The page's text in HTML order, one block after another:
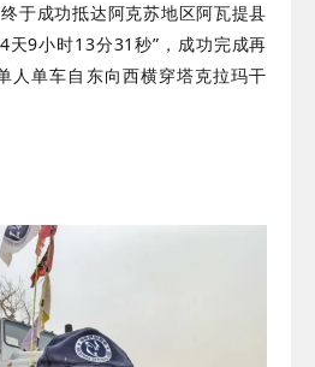
于成功抵达阿克苏地区阿瓦提县
天9小时13分31秒”，成功完成再
人单车自东向西横穿塔克拉玛干